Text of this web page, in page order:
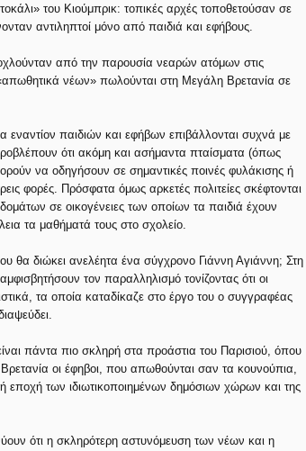
του Κιούμπρικ: τοπικές αρχές τοποθετούσαν σε
αντιληπτοί μόνο από παιδιά και εφήβους.
από την παρουσία νεαρών ατόμων στις
«απωθητικά νέων» πωλούνται στη Μεγάλη Βρετανία σε
εναντίον παιδιών και εφήβων επιβάλλονται συχνά με
ότι ακόμη και ασήμαντα πταίσματα (όπως
να οδηγήσουν σε σημαντικές ποινές φυλάκισης ή
φορές. Πρόσφατα όμως αρκετές πολιτείες σκέφτονται
σε οικογένειες των οποίων τα παιδιά έχουν
τα μαθήματά τους στο σχολείο.
θα διώκει ανελέητα ένα σύγχρονο Γιάννη Αγιάννη; Στη
τον παραλληλισμό τονίζοντας ότι οι
τα οποία καταδίκαζε στο έργο του ο συγγραφέας
πάντα πιο σκληρή στα προάστια του Παρισιού, όπου
οι έφηβοι, που απωθούνται σαν τα κουνούπια,
εποχή των ιδιωτικοποιημένων δημόσιων χώρων και της
ότι η σκληρότερη αστυνόμευση των νέων και η